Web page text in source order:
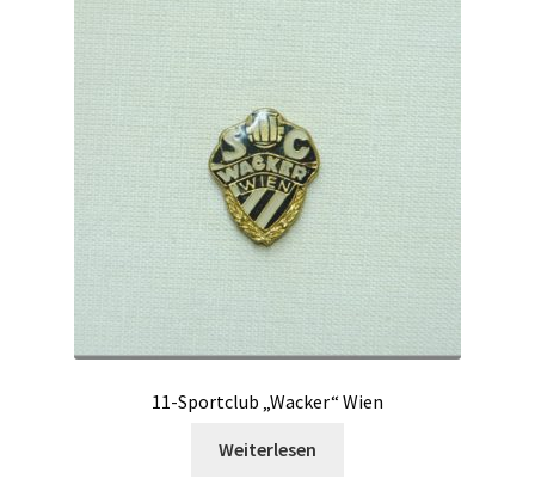
11-Sportclub „Wacker“ Wien
Weiterlesen